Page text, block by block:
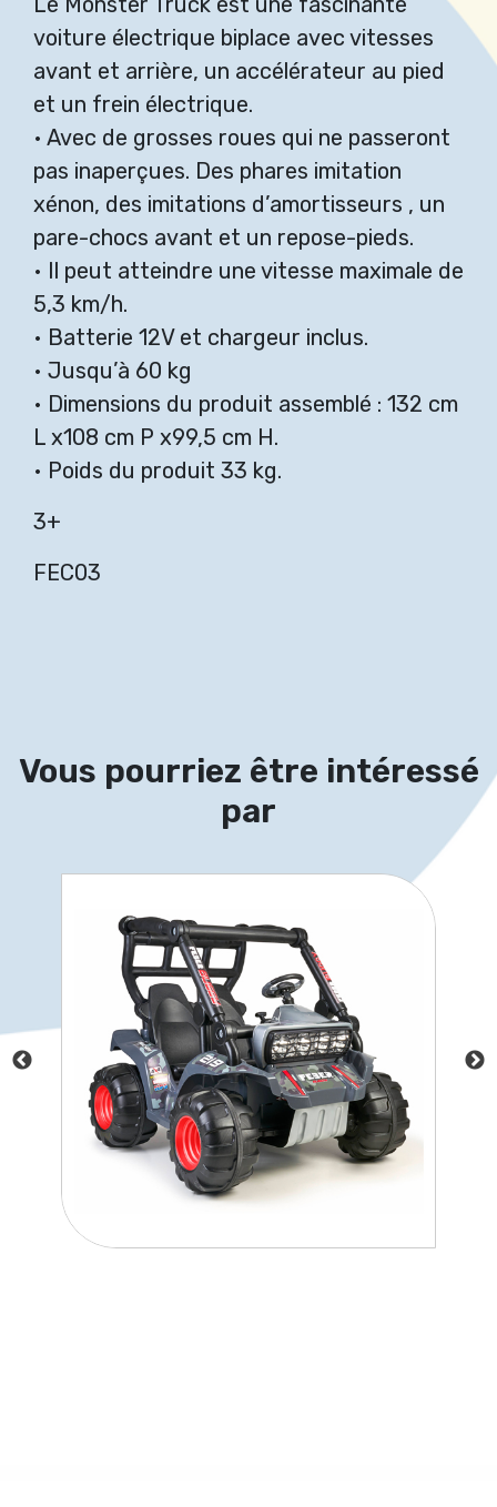
voiture électrique biplace avec vitesses
avant et arrière, un accélérateur au pied
et un frein électrique.
• Avec de grosses roues qui ne passeront
pas inaperçues. Des phares imitation
xénon, des imitations d’amortisseurs , un
pare-chocs avant et un repose-pieds.
• Il peut atteindre une vitesse maximale de
5,3 km/h.
• Batterie 12V et chargeur inclus.
• Jusqu’à 60 kg
• Dimensions du produit assemblé : 132 cm
L x108 cm P x99,5 cm H.
• Poids du produit 33 kg.
3+
FEC03
Vous pourriez être intéressé
par